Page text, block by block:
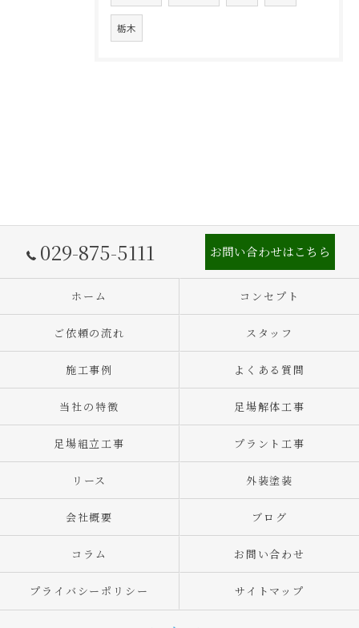
栃木
029-875-5111 お問い合わせはこちら
ホーム コンセプト
ご依頼の流れ スタッフ
施工事例 よくある質問
当社の特徴 足場解体工事
足場組立工事 プラント工事
リース 外装塗装
会社概要 ブログ
コラム お問い合わせ
プライバシーポリシー サイトマップ